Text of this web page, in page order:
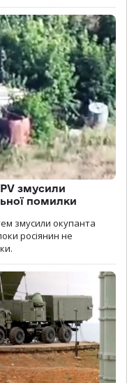
змусили
помилки
змусили окупанта
росіянин не